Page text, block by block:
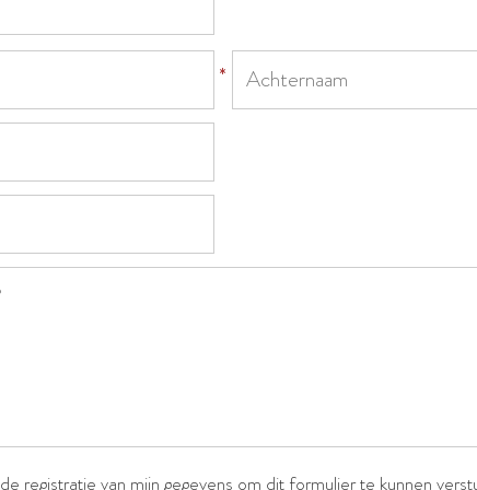
*
*
registratie van mijn gegevens om dit formulier te kunnen